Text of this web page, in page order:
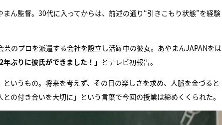
ん監督。30代に入ってからは、前述の通り“引きこもり状態”を経験
のプロを派遣する会社を設立し活躍中の彼女。あやまんJAPANをは
年ぶりに彼氏ができました！」 とテレビ初報告。
いうもの。将来を考えず、その日の楽しさを求め、人脈を金づると
の付き合いを大切に」という言葉で今回の授業は締めくくられた。